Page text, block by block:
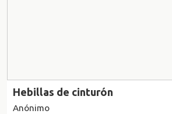
Hebillas de cinturón
Anónimo